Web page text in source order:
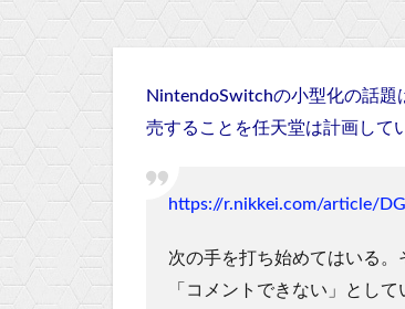
NintendoSwitchの小型化の話題
売することを任天堂は計画して
https://r.nikkei.com/article/
次の手を打ち始めてはいる
「コメントできない」とし